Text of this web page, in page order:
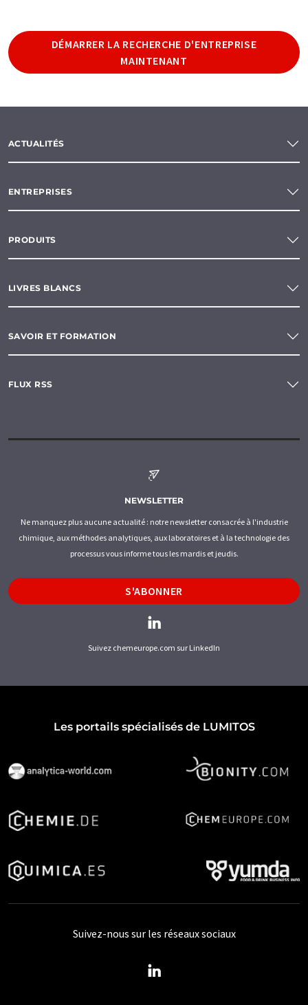
DÉMARRER LA RECHERCHE D'ENTREPRISE
MAINTENANT
ACTUALITÉS
ENTREPRISES
PRODUITS
LIVRES BLANCS
SAVOIR ET FORMATION
FLUX RSS
NEWSLETTER
Ne manquez plus aucune actualité : notre newsletter consacrée à l'industrie
chimique, aux méthodes analytiques, aux laboratoires et à la technologie des
processus vous informe tous les mardis et jeudis.
S'ABONNER
Suivez chemeurope.com sur LinkedIn
Les portails spécialisés de LUMITOS
Suivez-nous sur les réseaux sociaux